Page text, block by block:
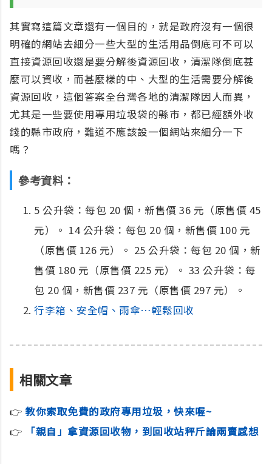
其實寫這篇文章還有一個目的，就是政府沒有一個很
明確的網站去細分一些大型的生活用品倒底可不可以
直接資源回收還是要分解後資源回收，清潔隊倒底甚
麼可以資收，而甚麼樣的中、大型的生活需要分解後
資源回收，這個答案全台灣各地的清潔隊因人而異，
尤其是一些要使用專用垃圾袋的縣市，都已經額外收
錢的縣市政府，難道不應該設一個網站來細分一下
嗎？
參考資料：
5 公升袋：每包 20 個，新售價 36 元（原售價 45
元）。 14 公升袋：每包 20 個，新售價 100 元
（原售價 126 元）。 25 公升袋：每包 20 個，新
售價 180 元（原售價 225 元）。 33 公升袋：每
包 20 個，新售價 237 元（原售價 297 元）。
行李箱、安全帽、雨傘…輕鬆回收
相關文章
👉 教你索取免費的政府專用垃圾，快來喔~
👉
「親自」拿資源回收物，到回收站秤斤論兩賣感想